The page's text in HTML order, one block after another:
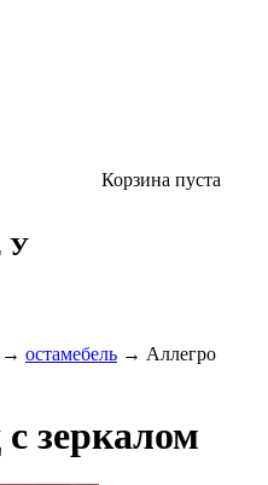
Корзина пуста
У
→ остамебель → Аллегро
зеркалом